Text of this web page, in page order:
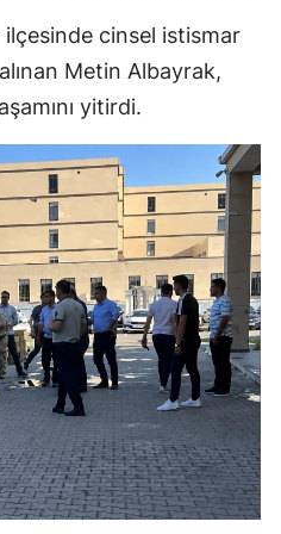
ilçesinde cinsel istismar
Metin Albayrak,
yitirdi.